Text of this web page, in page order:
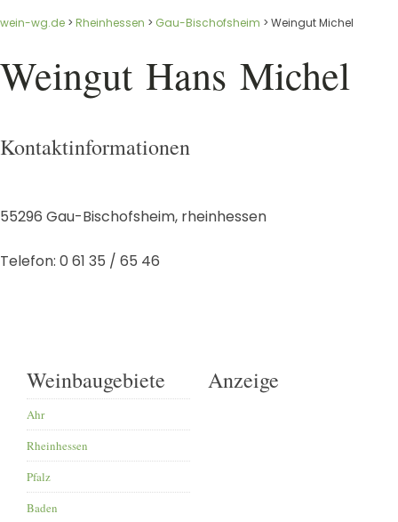
wein-wg.de > Rheinhessen > Gau-Bischofsheim > Weingut Michel
Weingut Hans Michel
Kontaktinformationen
55296 Gau-Bischofsheim, rheinhessen
Telefon: 0 61 35 / 65 46
Weinbaugebiete
Ahr
Rheinhessen
Pfalz
Baden
Anzeige